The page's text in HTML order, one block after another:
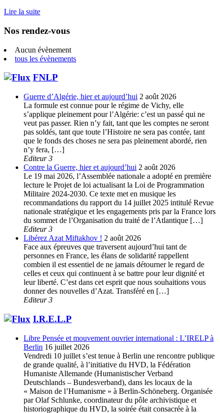
Lire la suite
Nos rendez-vous
Aucun évènement
tous les évènements
FNLP
Guerre d’Algérie, hier et aujourd’hui 2 août 2026
La formule est connue pour le régime de Vichy, elle
s’applique pleinement pour l’Algérie: c’est un passé qui ne
veut pas passer. Rien n’y fait, tant que les comptes ne seront
pas soldés, tant que toute l’Histoire ne sera pas contée, tant
que le fonds des choses ne sera pas pleinement abordé, rien
n’y fera, […]
Editeur 3
Contre la Guerre, hier et aujourd’hui 2 août 2026
Le 19 mai 2026, l’Assemblée nationale a adopté en première
lecture le Projet de loi actualisant la Loi de Programmation
Militaire 2024-2030. Ce texte met en musique les
recommandations du rapport du 14 juillet 2025 intitulé Revue
nationale stratégique et les engagements pris par la France lors
du sommet de l’Organisation du traité de l’Atlantique […]
Editeur 3
Libérez Azat Miftakhov ! 2 août 2026
Face aux épreuves que traversent aujourd’hui tant de
personnes en France, les élans de solidarité rappellent
combien il est essentiel de ne jamais détourner le regard de
celles et ceux qui continuent à se battre pour leur dignité et
leur liberté. C’est dans cet esprit que nous souhaitions vous
donner des nouvelles d’Azat. Transféré en […]
Editeur 3
I.R.E.L.P
Libre Pensée et mouvement ouvrier international : L’IRELP à
Berlin 16 juillet 2026
Vendredi 10 juillet s’est tenue à Berlin une rencontre publique
de grande qualité, à l’initiative du HVD, la Fédération
Humaniste Allemande (Humanistischer Verband
Deutschlands – Bundesverband), dans les locaux de la
« Maison de l’Humanisme » à Berlin-Schöneberg. Organisée
par Olaf Schlunke, coordinateur du pôle archivistique et
historiographique du HVD, la soirée était consacrée à la